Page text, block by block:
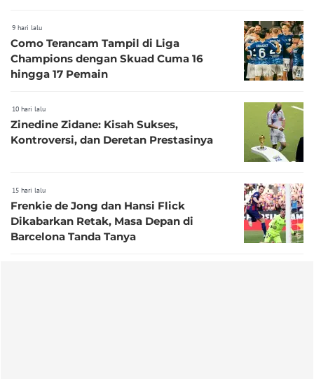
9 hari lalu
Como Terancam Tampil di Liga
Champions dengan Skuad Cuma 16
hingga 17 Pemain
10 hari lalu
Zinedine Zidane: Kisah Sukses,
Kontroversi, dan Deretan Prestasinya
15 hari lalu
Frenkie de Jong dan Hansi Flick
Dikabarkan Retak, Masa Depan di
Barcelona Tanda Tanya